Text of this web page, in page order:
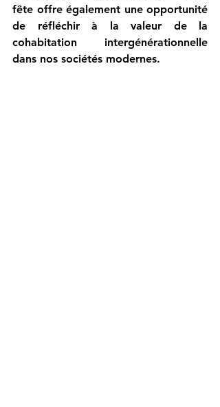
fête offre également une opportunité
de réfléchir à la valeur de la
cohabitation intergénérationnelle
dans nos sociétés modernes.